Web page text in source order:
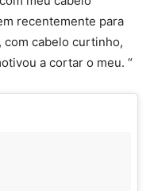
recentemente para
com cabelo curtinho,
a cortar o meu. “